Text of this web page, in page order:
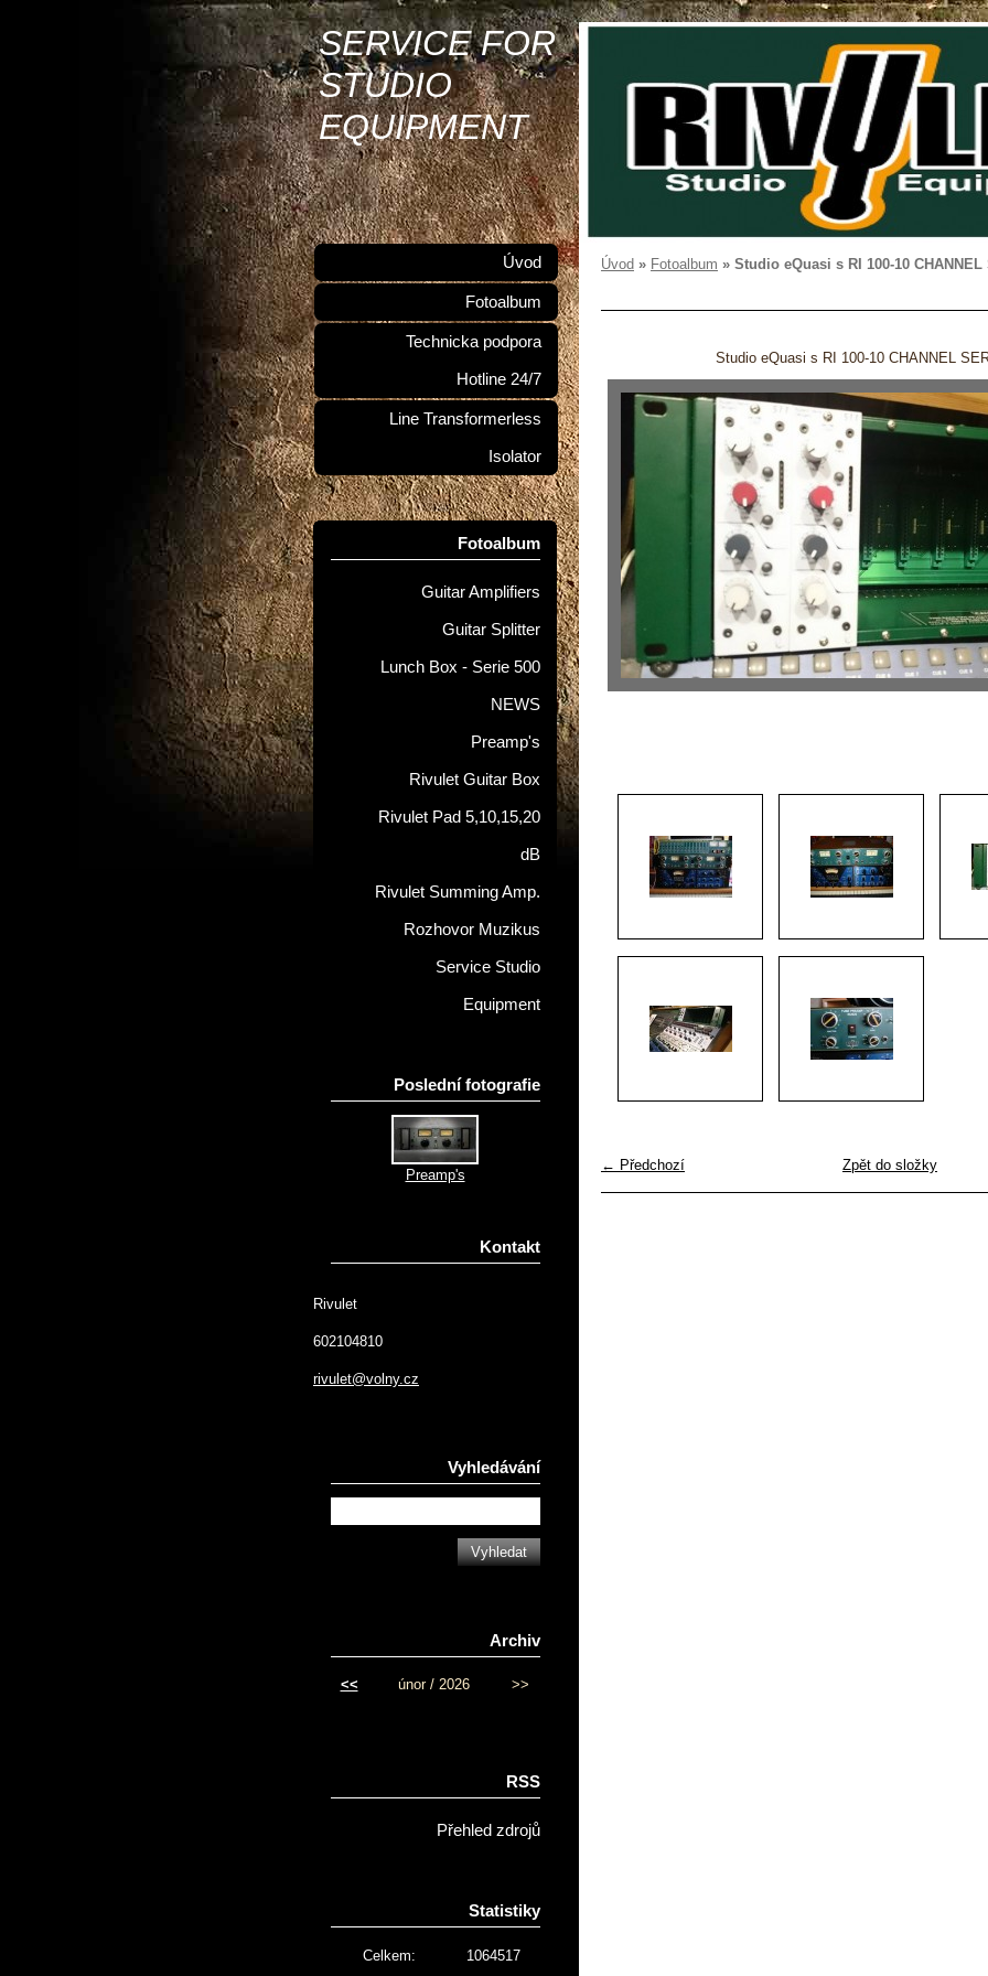
SERVICE FOR
STUDIO
EQUIPMENT
Úvod » Fotoalbum » Studio eQuasi s RI 100-10 CHANNEL
Studio eQuasi s RI 100-10 CHANNEL
← Předchozí Zpět do složky
Úvod
Fotoalbum
Technicka podpora
Hotline 24/7
Line Transformerless
Isolator
Fotoalbum
Guitar Amplifiers
Guitar Splitter
Lunch Box - Serie 500
NEWS
Preamp's
Rivulet Guitar Box
Rivulet Pad 5,10,15,20
dB
Rivulet Summing Amp.
Rozhovor Muzikus
Service Studio
Equipment
Poslední fotografie
Preamp's
Kontakt
Rivulet
602104810
rivulet@volny.cz
Vyhledávání
Archiv
<< únor / 2026 >>
RSS
Přehled zdrojů
Statistiky
Celkem:
1064517